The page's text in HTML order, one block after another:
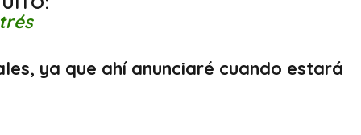
ya que ahí anunciaré cuando estará